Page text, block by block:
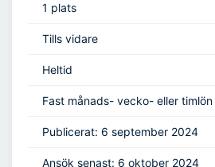
1 plats
Tills vidare
Heltid
Fast månads- vecko- eller timlön
Publicerat: 6 september 2024
Ansök senast: 6 oktober 2024